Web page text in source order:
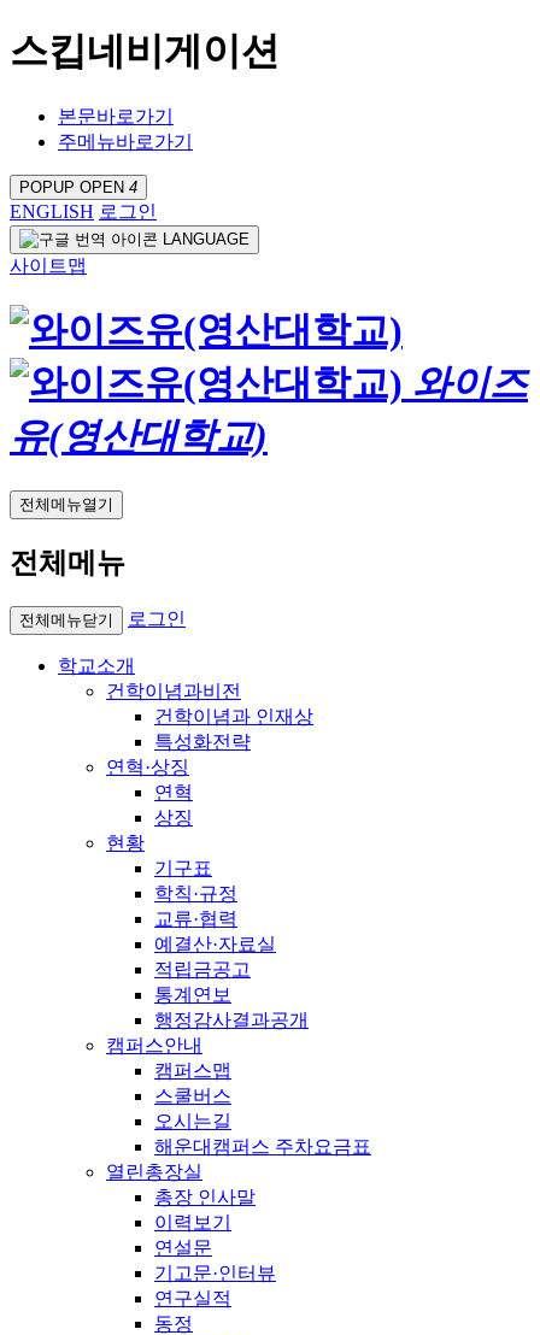
스킵네비게이션
본문바로가기
주메뉴바로가기
POPUP OPEN 4
ENGLISH 로그인
LANGUAGE
사이트맵
와이즈
유(영산대학교)
전체메뉴열기
전체메뉴
전체메뉴닫기 로그인
학교소개
건학이념과비전
건학이념과 인재상
특성화전략
연혁·상징
연혁
상징
현황
기구표
학칙·규정
교류·협력
예결산·자료실
적립금공고
통계연보
행정감사결과공개
캠퍼스안내
캠퍼스맵
스쿨버스
오시는길
해운대캠퍼스 주차요금표
열린총장실
총장 인사말
이력보기
연설문
기고문·인터뷰
연구실적
동정